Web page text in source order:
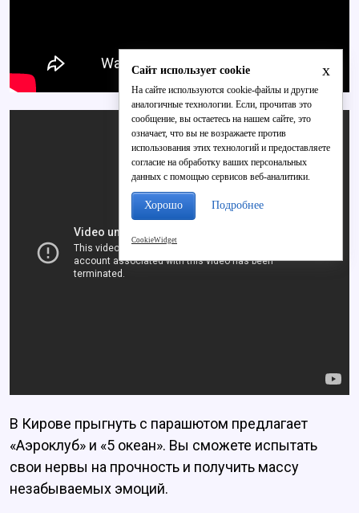
В Кирове прыгнуть с парашютом предлагает
«Аэроклуб» и «5 океан». Вы сможете испытать
свои нервы на прочность и получить массу
незабываемых эмоций.
x
Сайт использует cookie
На сайте используются cookie-файлы и другие
аналогичные технологии. Если, прочитав это
сообщение, вы остаетесь на нашем сайте, это
означает, что вы не возражаете против
использования этих технологий и предоставляете
согласие на обработку ваших персональных
данных с помощью сервисов веб-аналитики.
Хорошо Подробнее
CookieWidget